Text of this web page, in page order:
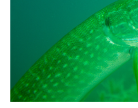
Sorties techniques
APNEE
SORTIES